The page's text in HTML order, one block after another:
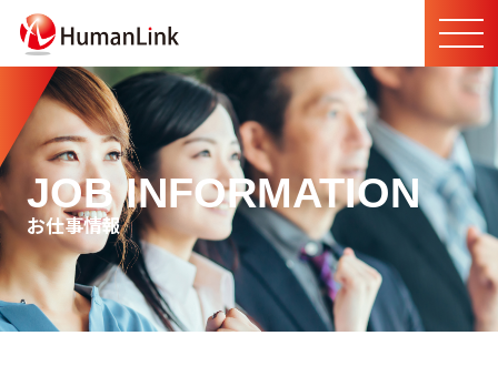
JOB INFORMATION
お仕事情報